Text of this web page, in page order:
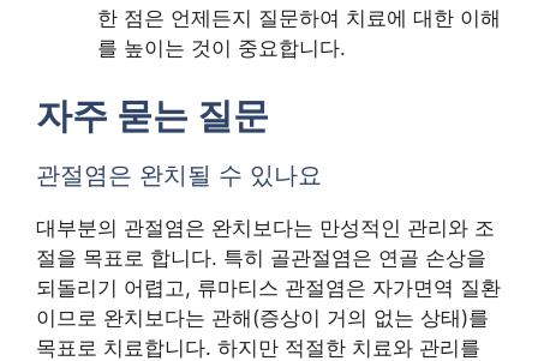
한 점은 언제든지 질문하여 치료에 대한 이해
를 높이는 것이 중요합니다.
자주 묻는 질문
관절염은 완치될 수 있나요
대부분의 관절염은 완치보다는 만성적인 관리와 조
절을 목표로 합니다. 특히 골관절염은 연골 손상을
되돌리기 어렵고, 류마티스 관절염은 자가면역 질환
이므로 완치보다는 관해(증상이 거의 없는 상태)를
목표로 치료합니다. 하지만 적절한 치료와 관리를